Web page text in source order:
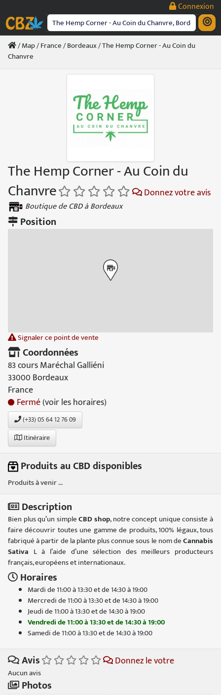
contenu
Connexion
/Map/France/Bordeaux/ The Hemp Corner - Au Coin du
Chanvre
The Hemp Corner - Au Coin du
Chanvre
Donnez votre avis
Boutique de CBD à Bordeaux
Position
Signaler ce point de vente
Coordonnées
83 cours Maréchal Galliéni
33000 Bordeaux
France
Fermé(voir les horaires)
(+33) 05 64 12 76 09
Itinéraire
Produits au CBD disponibles
Produits à venir ...
Description
Bien plus qu’un simpleCBD shop, notre concept unique consiste à
faire découvrir toutes une gamme de produits, 100% légaux, tous
fabriqué à partir de la plante plus connue sous le nom deCannabis
Sativa L à l’aide d’une sélection des meilleurs producteurs
français, européens et internationaux.
Horaires
Mardi de 11:00 à 13:30 et de 14:30 à 19:00
Mercredi de 11:00 à 13:30 et de 14:30 à 19:00
Jeudi de 11:00 à 13:30 et de 14:30 à 19:00
Vendredi de 11:00 à 13:30 et de 14:30 à 19:00
Samedi de 11:00 à 13:30 et de 14:30 à 19:00
Avis Donnez le votre
Aucun avis
Photos